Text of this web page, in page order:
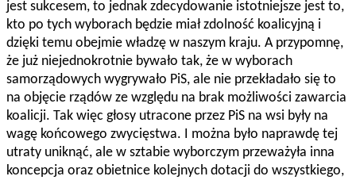
jest sukcesem, to jednak zdecydowanie istotniejsze jest to,
kto po tych wyborach będzie miał zdolność koalicyjną i
dzięki temu obejmie władzę w naszym kraju. A przypomnę,
że już niejednokrotnie bywało tak, że w wyborach
samorządowych wygrywało PiS, ale nie przekładało się to
na objęcie rządów ze względu na brak możliwości zawarcia
koalicji. Tak więc głosy utracone przez PiS na wsi były na
wagę końcowego zwycięstwa. I można było naprawdę tej
utraty uniknąć, ale w sztabie wyborczym przeważyła inna
koncepcja oraz obietnice kolejnych dotacji do wszystkiego,